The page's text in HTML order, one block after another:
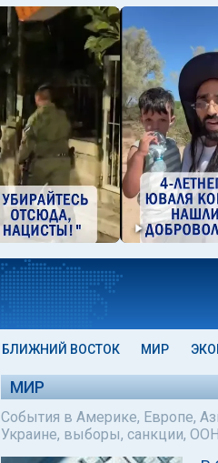
БЛИЖНИЙ ВОСТОК МИР
МИР
События в Америке, Европе,
Украине, выборы, санкции, ООН